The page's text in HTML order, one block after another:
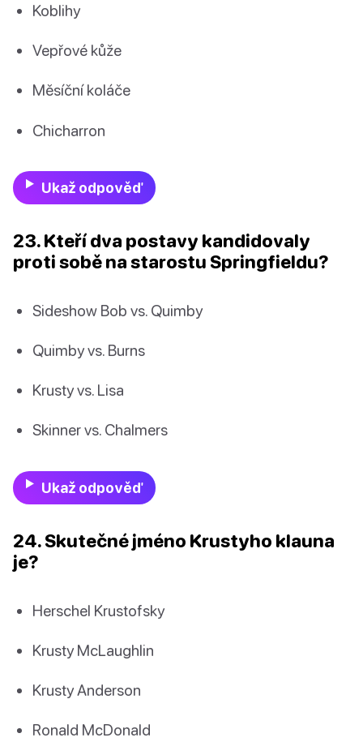
Koblihy
Vepřové kůže
Měsíční koláče
Chicharron
Ukaž odpověď
23. Kteří dva postavy kandidovaly
proti sobě na starostu Springfieldu?
Sideshow Bob vs. Quimby
Quimby vs. Burns
Krusty vs. Lisa
Skinner vs. Chalmers
Ukaž odpověď
24. Skutečné jméno Krustyho klauna
je?
Herschel Krustofsky
Krusty McLaughlin
Krusty Anderson
Ronald McDonald